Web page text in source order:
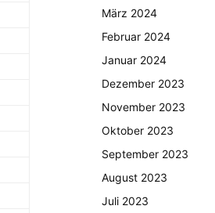
März 2024
Februar 2024
Januar 2024
Dezember 2023
November 2023
Oktober 2023
September 2023
August 2023
Juli 2023